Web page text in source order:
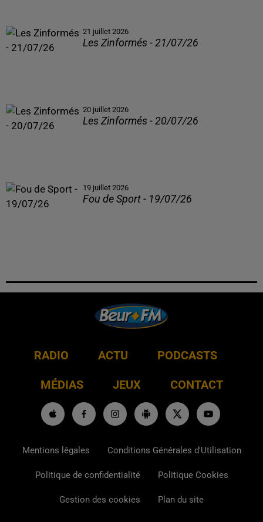
21 juillet 2026
Les Zinformés - 21/07/26
20 juillet 2026
Les Zinformés - 20/07/26
19 juillet 2026
Fou de Sport - 19/07/26
RADIO ACTU PODCASTS
MÉDIAS JEUX CONTACT
Mentions légales Conditions Générales d'Utilisation
Politique de confidentialité Politique Cookies
Gestion des cookies Plan du site